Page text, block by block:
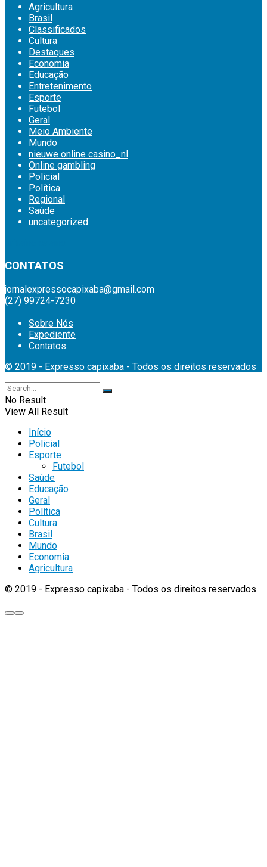
Agricultura
Brasil
Classificados
Cultura
Destaques
Economia
Educação
Entretenimento
Esporte
Futebol
Geral
Meio Ambiente
Mundo
nieuwe online casino_nl
Online gambling
Policial
Política
Regional
Saúde
uncategorized
CONTATOS
jornalexpressocapixaba@gmail.com
(27) 99724-7230
Sobre Nós
Expediente
Contatos
© 2019 - Expresso capixaba - Todos os direitos reservados
No Result
View All Result
Início
Policial
Esporte
Futebol
Saúde
Educação
Geral
Política
Cultura
Brasil
Mundo
Economia
Agricultura
© 2019 - Expresso capixaba - Todos os direitos reservados